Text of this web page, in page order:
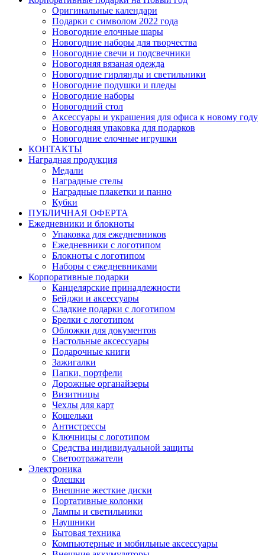
Оригинальные календари
Подарки с символом 2022 года
Новогодние елочные шары
Новогодние наборы для творчества
Новогодние свечи и подсвечники
Новогодняя вязаная одежда
Новогодние гирлянды и светильники
Новогодние подушки и пледы
Новогодние наборы
Новогодний стол
Аксессуары и украшения для офиса к новому году
Новогодняя упаковка для подарков
Новогодние елочные игрушки
КОНТАКТЫ
Наградная продукция
Медали
Наградные стелы
Наградные плакетки и панно
Кубки
ПУБЛИЧНАЯ ОФЕРТА
Ежедневники и блокноты
Упаковка для ежедневников
Ежедневники с логотипом
Блокноты с логотипом
Наборы с ежедневниками
Корпоративные подарки
Канцелярские принадлежности
Бейджи и аксессуары
Сладкие подарки с логотипом
Брелки с логотипом
Обложки для документов
Настольные аксессуары
Подарочные книги
Зажигалки
Папки, портфели
Дорожные органайзеры
Визитницы
Чехлы для карт
Кошельки
Антистрессы
Ключницы с логотипом
Средства индивидуальной защиты
Светоотражатели
Электроника
Флешки
Внешние жесткие диски
Портативные колонки
Лампы и светильники
Наушники
Бытовая техника
Компьютерные и мобильные аксессуары